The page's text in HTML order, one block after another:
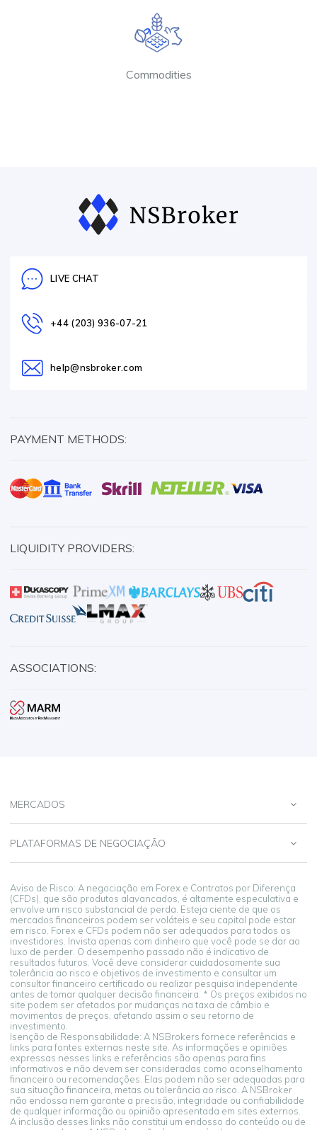
Commodities
LIVE CHAT
+44 (203) 936-07-21
help@nsbroker.com
PAYMENT METHODS:
LIQUIDITY PROVIDERS:
ASSOCIATIONS:
MERCADOS
PLATAFORMAS DE NEGOCIAÇÃO
Aviso de Risco: A negociação em Forex e Contratos por Diferença
(CFDs), que são produtos alavancados, é altamente especulativa e
envolve um risco substancial de perda. Esteja ciente de que os
mercados financeiros podem ser voláteis e seu capital pode estar
em risco. Forex e CFDs podem não ser adequados para todos os
investidores. Invista apenas com dinheiro que você pode se dar ao
luxo de perder. O desempenho passado não é indicativo de
resultados futuros. Você deve considerar cuidadosamente sua
tolerância ao risco e objetivos de investimento e consultar um
consultor financeiro certificado ou realizar pesquisa independente
antes de tomar qualquer decisão financeira. * Os preços exibidos no
site podem ser afetados por mudanças na taxa de câmbio e
movimentos de preços, afetando assim o seu retorno de
investimento.
Isenção de Responsabilidade: A NSBrokers fornece referências e
links para fontes externas neste site. As informações e opiniões
expressas nesses links e referências são apenas para fins
informativos e não devem ser consideradas como aconselhamento
financeiro ou recomendações. Elas podem não ser adequadas para
sua situação financeira, metas ou tolerância ao risco. A NSBroker
não endossa nem garante a precisão, integridade ou confiabilidade
de qualquer informação ou opinião apresentada em sites externos.
A inclusão desses links não constitui um endosso do conteúdo ou de